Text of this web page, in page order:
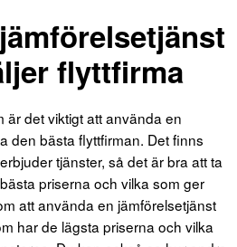
flyttfirma
är det viktigt att använda en
den bästa flyttfirman. Det finns
tjänster, så det är bra att ta
priserna och vilka som ger
att använda en jämförelsetjänst
har de lägsta priserna och vilka